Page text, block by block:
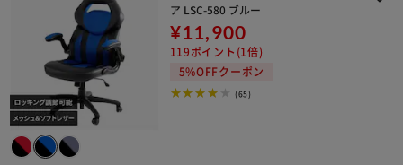
ア LSC-580 ブルー
¥11,900
119ポイント(1倍)
5%OFFクーポン
(65)